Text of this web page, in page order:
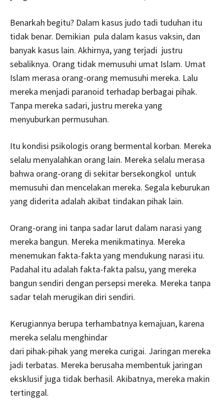
Benarkah begitu? Dalam kasus judo tadi tuduhan itu
tidak benar. Demikian pula dalam kasus vaksin, dan
banyak kasus lain. Akhirnya, yang terjadi justru
sebaliknya. Orang tidak memusuhi umat Islam. Umat
Islam merasa orang-orang memusuhi mereka. Lalu
mereka menjadi paranoid terhadap berbagai pihak.
Tanpa mereka sadari, justru mereka yang
menyuburkan permusuhan.
Itu kondisi psikologis orang bermental korban. Mereka
selalu menyalahkan orang lain. Mereka selalu merasa
bahwa orang-orang di sekitar bersekongkol untuk
memusuhi dan mencelakan mereka. Segala keburukan
yang diderita adalah akibat tindakan pihak lain.
Orang-orang ini tanpa sadar larut dalam narasi yang
mereka bangun. Mereka menikmatinya. Mereka
menemukan fakta-fakta yang mendukung narasi itu.
Padahal itu adalah fakta-fakta palsu, yang mereka
bangun sendiri dengan persepsi mereka. Mereka tanpa
sadar telah merugikan diri sendiri.
Kerugiannya berupa terhambatnya kemajuan, karena
mereka selalu menghindar
dari pihak-pihak yang mereka curigai. Jaringan mereka
jadi terbatas. Mereka berusaha membentuk jaringan
eksklusif juga tidak berhasil. Akibatnya, mereka makin
tertinggal.